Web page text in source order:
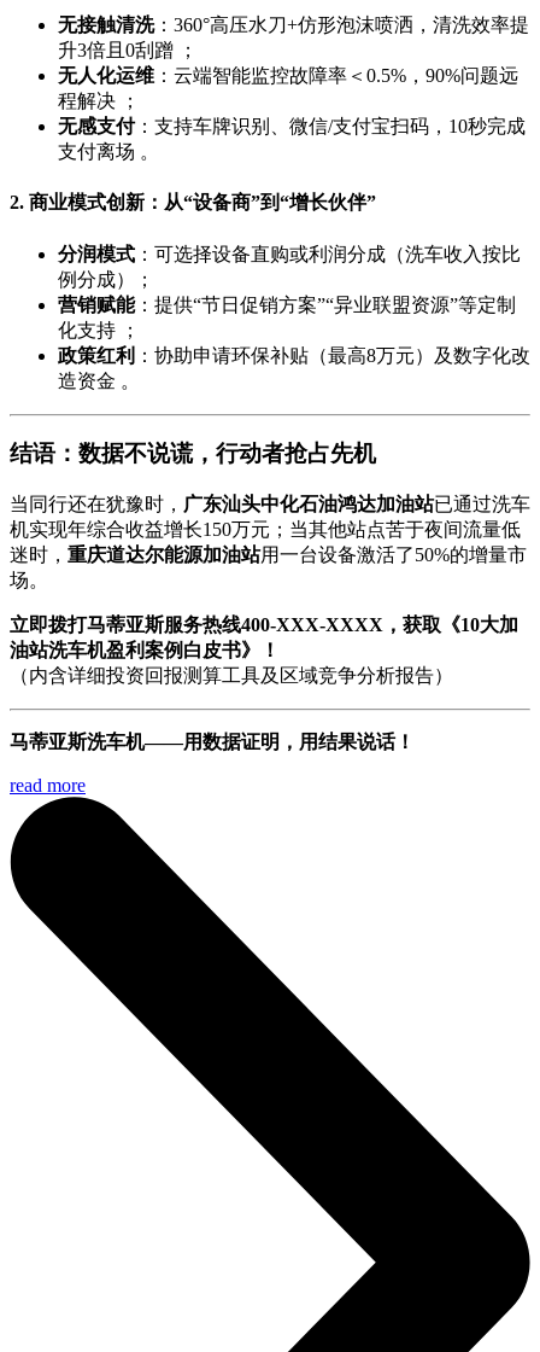
无接触清洗：360°高压水刀+仿形泡沫喷洒，清洗效率提
升3倍且0刮蹭 ；
无人化运维 ：云端智能监控故障率＜0.5%，90%问题远
程解决 ；
无感支付：支持车牌识别、微信/支付宝扫码，10秒完成
支付离场 。
2. 商业模式创新：从“设备商”到“增长伙伴”
分润模式 ：可选择设备直购或利润分成（洗车收入按比
例分成）；
营销赋能：提供“节日促销方案”“异业联盟资源”等定制
化支持 ；
政策红利 ：协助申请环保补贴（最高8万元）及数字化改
造资金 。
结语：数据不说谎，行动者抢占先机
当同行还在犹豫时， 广东汕头中化石油鸿达加油站已通过洗车
机实现年综合收益增长150万元；当其他站点苦于夜间流量低
迷时， 重庆道达尔能源加油站用一台设备激活了50%的增量市
场。
立即拨打马蒂亚斯服务热线400-XXX-XXXX，获取《10大加
油站洗车机盈利案例白皮书》！
（内含详细投资回报测算工具及区域竞争分析报告）
马蒂亚斯洗车机——用数据证明，用结果说话！
read more